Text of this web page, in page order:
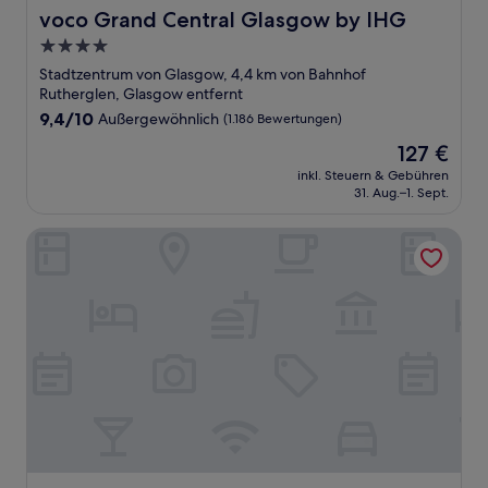
voco Grand Central Glasgow by IHG
voco Grand Central Glasgow by IHG
4.0-
Sterne-
Unterkunft
Stadtzentrum von Glasgow, 4,4 km von Bahnhof
Rutherglen, Glasgow entfernt
9.4
9,4/10 Außergewöhnlich (1.186 Bewertungen)
Der
Preis
beträgt
127 €
inkl. Steuern & Gebühren
31. Aug.–1. Sept.